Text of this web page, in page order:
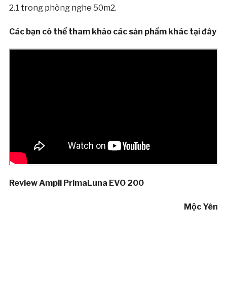
2.1 trong phòng nghe 50m2.
Các bạn có thể tham khảo các sản phẩm khác tại đây
Review Ampli PrimaLuna EVO 200
Mộc Yên